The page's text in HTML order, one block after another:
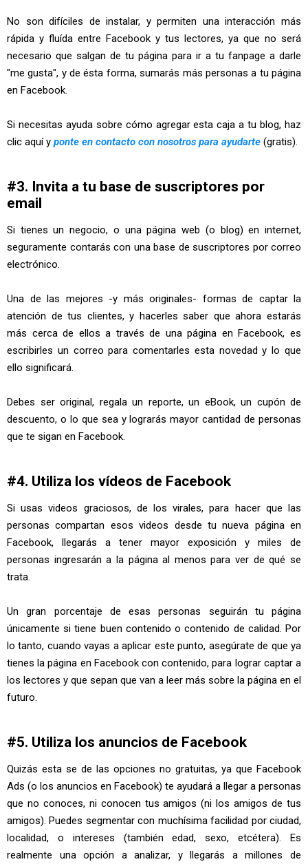
No son difíciles de instalar, y permiten una interacción más
rápida y fluída entre Facebook y tus lectores, ya que no será
necesario que salgan de tu página para ir a tu fanpage a darle
"me gusta", y de ésta forma, sumarás más personas a tu página
en Facebook.
Si necesitas ayuda sobre cómo agregar esta caja a tu blog, haz
clic aquí y ponte en contacto con nosotros para ayudarte (gratis).
#3. Invita a tu base de suscriptores por
email
Si tienes un negocio, o una página web (o blog) en internet,
seguramente contarás con una base de suscriptores por correo
electrónico.
Una de las mejores -y más originales- formas de captar la
atención de tus clientes, y hacerles saber que ahora estarás
más cerca de ellos a través de una página en Facebook, es
escribirles un correo para comentarles esta novedad y lo que
ello significará.
Debes ser original, regala un reporte, un eBook, un cupón de
descuento, o lo que sea y lograrás mayor cantidad de personas
que te sigan en Facebook.
#4. Utiliza los vídeos de Facebook
Si usas videos graciosos, de los virales, para hacer que las
personas compartan esos videos desde tu nueva página en
Facebook, llegarás a tener mayor exposición y miles de
personas ingresarán a la página al menos para ver de qué se
trata.
Un gran porcentaje de esas personas seguirán tu página
únicamente si tiene buen contenido o contenido de calidad. Por
lo tanto, cuando vayas a aplicar este punto, asegúrate de que ya
tienes la página en Facebook con contenido, para lograr captar a
los lectores y que sepan que van a leer más sobre la página en el
futuro.
#5. Utiliza los anuncios de Facebook
Quizás esta se de las opciones no gratuitas, ya que Facebook
Ads (o los anuncios en Facebook) te ayudará a llegar a personas
que no conoces, ni conocen tus amigos (ni los amigos de tus
amigos). Puedes segmentar con muchísima facilidad por ciudad,
localidad, o intereses (también edad, sexo, etcétera). Es
realmente una opción a analizar, y llegarás a millones de